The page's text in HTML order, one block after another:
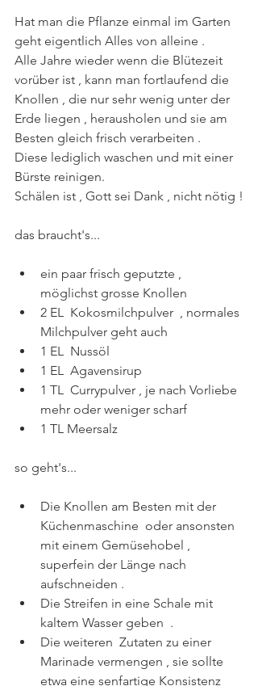
Hat man die Pflanze einmal im Garten
geht eigentlich Alles von alleine .
Alle Jahre wieder wenn die Blütezeit
vorüber ist , kann man fortlaufend die
Knollen , die nur sehr wenig unter der
Erde liegen , herausholen und sie am
Besten gleich frisch verarbeiten .
Diese lediglich waschen und mit einer
Bürste reinigen.
Schälen ist , Gott sei Dank , nicht nötig !
das braucht's...
ein paar frisch geputzte ,
möglichst grosse Knollen
2 EL  Kokosmilchpulver  , normales
Milchpulver geht auch
1 EL  Nussöl
1 EL  Agavensirup
1 TL  Currypulver , je nach Vorliebe
mehr oder weniger scharf
1 TL Meersalz
so geht's...
Die Knollen am Besten mit der
Küchenmaschine  oder ansonsten
mit einem Gemüsehobel ,
superfein der Länge nach
aufschneiden .
Die Streifen in eine Schale mit
kaltem Wasser geben  .
Die weiteren  Zutaten zu einer
Marinade vermengen , sie sollte
etwa eine senfartige Konsistenz